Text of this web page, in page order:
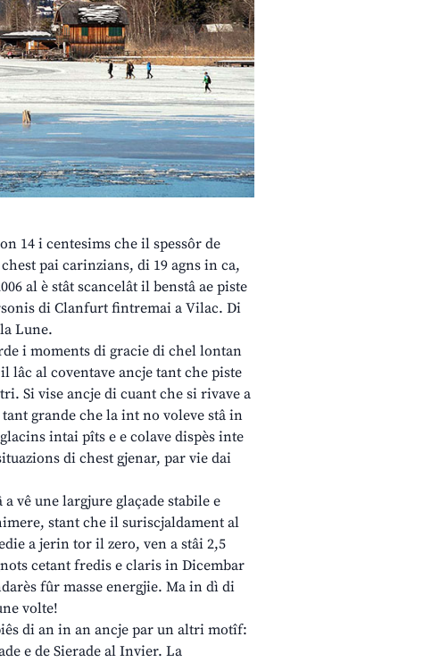
14 i centesims che il spessôr de
pai carinzians, di 19 agns in ca,
al è stât scancelât il benstâ ae piste
di Clanfurt fintremai a Vilac. Di
Lune.
i moments di gracie di chel lontan
lâc al coventave ancje tant che piste
Si vise ancje di cuant che si rivave a
grande che la int no voleve stâ in
intai pîts e e colave dispès inte
di chest gjenar, par vie dai
vê une largjure glaçade stabile e
stant che il suriscjaldament al
a jerin tor il zero, ven a stâi 2,5
cetant fredis e claris in Dicembar
fûr masse energjie. Ma in dì di
volte!
di an in an ancje par un altri motîf:
e de Sierade al Invier. La